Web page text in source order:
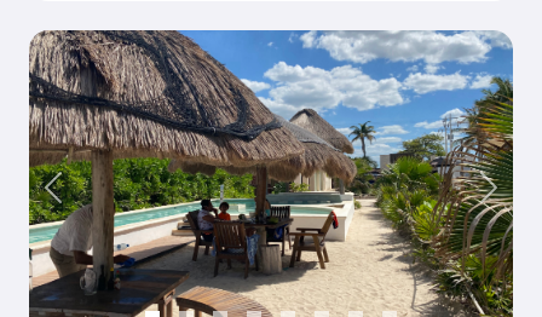
Previous Next